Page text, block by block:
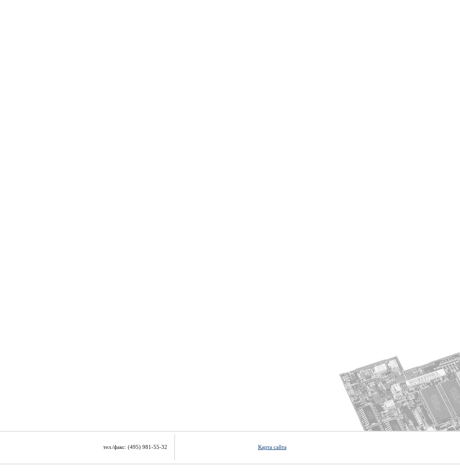
тел./факс: (495) 981-55-32 Карта сайта